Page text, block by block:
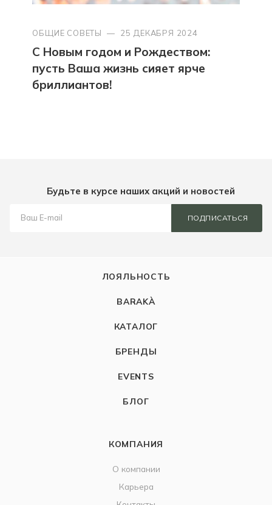
ОБЩИЕ СОВЕТЫ — 25 ДЕКАБРЯ 2024
С Новым годом и Рождеством:
пусть Ваша жизнь сияет ярче
бриллиантов!
Будьте в курсе наших акций и новостей
ПОДПИСАТЬСЯ
ЛОЯЛЬНОСТЬ
BARAKÀ
КАТАЛОГ
БРЕНДЫ
EVENTS
БЛОГ
КОМПАНИЯ
О компании
Карьера